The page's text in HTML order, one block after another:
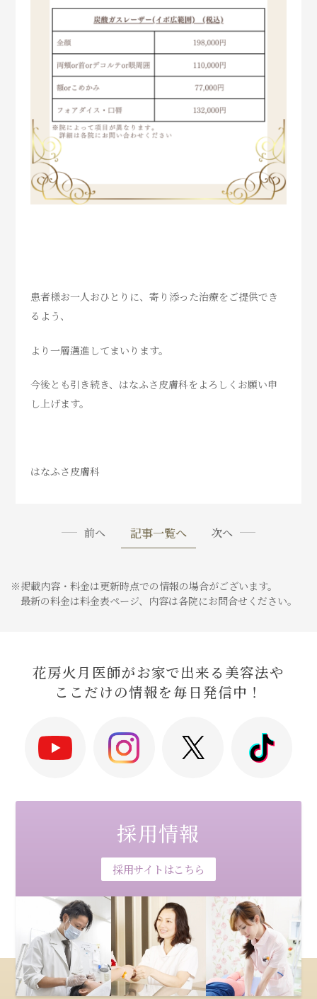
患者様お一人おひとりに、寄り添った治療をご提供でき
るよう、
より一層邁進してまいります。
今後とも引き続き、はなふさ皮膚科をよろしくお願い申
し上げます。
はなふさ皮膚科
前へ 記事一覧へ 次へ
※掲載内容・料金は更新時点での情報の場合がございます。
最新の料金は料金表ページ、内容は各院にお問合せください。
花房火月医師がお家で出来る美容法や
ここだけの情報を毎日発信中！
採用情報
採用サイトはこちら